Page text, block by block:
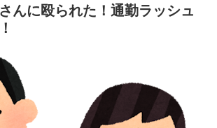
ールジャンル – New World
(8/7 12:27)
なかったしなーと思ったけどそういや
機ELのSwitchを１台ずつ子供らに買っ
…！）って思った / まとめるZ
欲しいようです【R-18G】 その１２
(8/7 12:05)
んに殴られた！通勤ラッシュ